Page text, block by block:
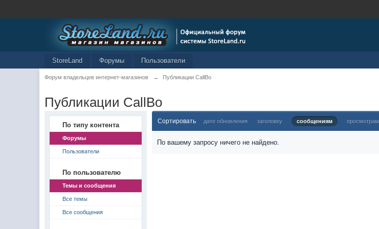
StoreLand Форумы Пользователи
Форум владельцев интернет-магазинов → Публикации CallBo
Публикации CallBo
По типу контента
Форумы
Пользователи
По пользователю
Темы и сообщения
Все темы
Все сообщения
Сортировать дате обновления заголовку сообщениям просмотрам
По вашему запросу ничего не найдено.